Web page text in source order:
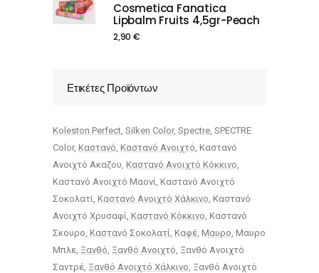
Cosmetica Fanatica
Lipbalm Fruits 4,5gr-Peach
2,90 €
Ετικέτες Προϊόντων
Koleston Perfect Silken Color Spectre SPECTRE
Color Καστανό Καστανό Ανοιχτό Καστανό
Ανοιχτό Ακαζου Καστανό Ανοιχτό Κόκκινο
Καστανό Ανοιχτό Μαονί Καστανό Ανοιχτό
Σοκολατί Καστανό Ανοιχτό Χάλκινο Καστανό
Ανοιχτό Χρυσαφί Καστανό Κόκκινο Καστανό
Σκουρο Καστανό Σοκολατί Καφέ Μαυρο Μαυρο
Μπλε Ξανθό Ξανθό Ανοιχτό Ξανθό Ανοιχτό
Σαντρέ Ξανθό Ανοιχτό Χάλκινο Ξανθό Ανοιχτό